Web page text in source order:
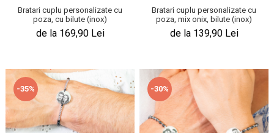
Bratari cuplu personalizate cu
poza, cu bilute (inox)
de la 169,90 Lei
Bratari cuplu personalizate cu
poza, mix onix, bilute (inox)
de la 139,90 Lei
-35% -30%